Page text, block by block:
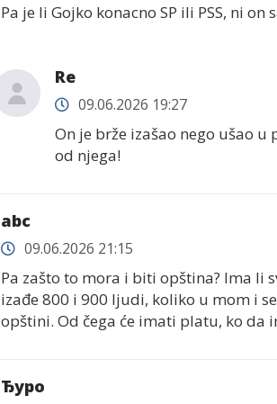
Pa je li Gojko konacno SP ili PSS, ni on
Re
09.06.2026 19:27
On je brže izašao nego ušao
od njega!
abc
09.06.2026 21:15
Pa zašto to mora i biti opština? Ima li
izađe 800 i 900 ljudi, koliko u mom i
opštini. Od čega će imati platu, ko da
Ђуро